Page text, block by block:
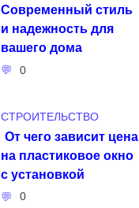
Современный стиль
и надежность для
вашего дома
0
СТРОИТЕЛЬСТВО
От чего зависит цена
на пластиковое окно
с установкой
0